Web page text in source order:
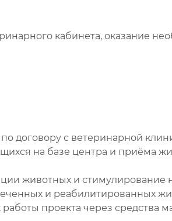
кабинета, оказание
договору с ветеринарной
на базе центра и приёма
животных и
и реабилитированных
проекта через средства